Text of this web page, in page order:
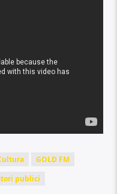
GOLD FM
publici